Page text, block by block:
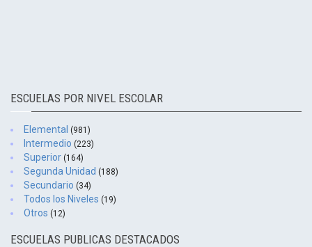
ESCUELAS POR NIVEL ESCOLAR
Elemental (981)
Intermedio (223)
Superior (164)
Segunda Unidad (188)
Secundario (34)
Todos los Niveles (19)
Otros (12)
ESCUELAS PUBLICAS DESTACADOS